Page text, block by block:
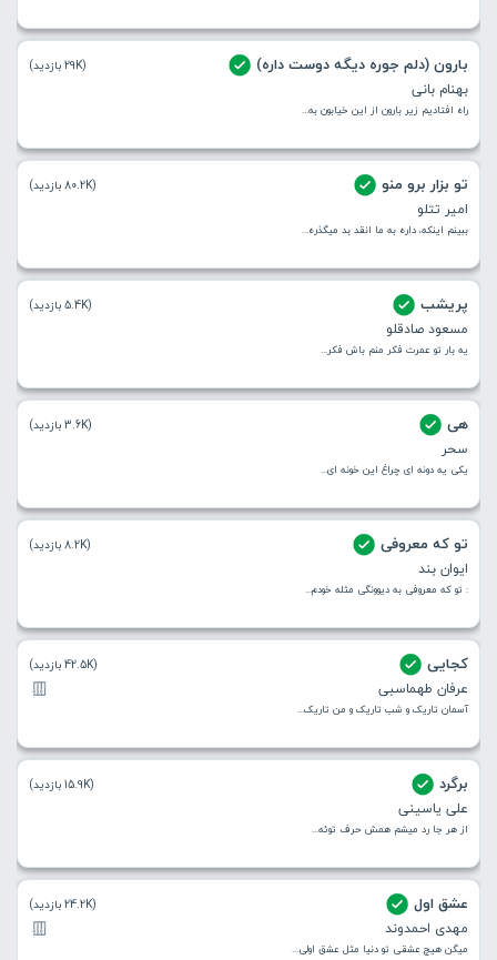
بارون (دلم جوره دیگه دوست داره)
بهنام بانی
راه افتادیم زیر بارون از این خیابون به...
(29K بازدید)
تو بزار برو منو
امیر تتلو
ببینم اینکه، داره به ما انقد بد میگذره...
(80.2K بازدید)
پریشب
مسعود صادقلو
یه بار تو عمرت فکر منم باش فکر...
(5.4K بازدید)
هی
سحر
یکی یه دونه ای چراغ این خونه ای...
(3.6K بازدید)
تو که معروفی
ایوان بند
: تو که معروفی به دیوونگی مثله خودم...
(8.2K بازدید)
کجایی
عرفان طهماسبی
آسمان تاریک و شب تاریک و من تاریک...
(42.5K بازدید)
برگرد
علی یاسینی
از هر جا رد میشم همش حرف توئه...
(15.9K بازدید)
عشق اول
مهدی احمدوند
میگن هیچ عشقی تو دنیا مثل عشق اولی...
(24.2K بازدید)